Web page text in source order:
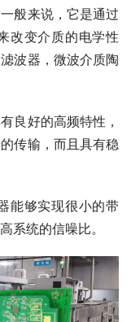
般来说，它是通过
改变介质的电学性
波器，微波介质陶
良好的高频特性，
传输，而且具有稳
能够实现很小的带
系统的信噪比。